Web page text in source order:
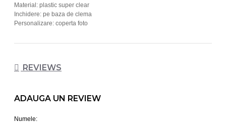
Material: plastic super clear
Inchidere: pe baza de clema
Personalizare: coperta foto
REVIEWS
ADAUGA UN REVIEW
Numele: